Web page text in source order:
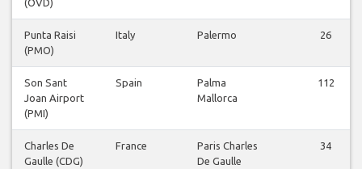
Punta Raisi
(PMO)
Italy Palermo 26
Son Sant
Joan Airport
(PMI)
Spain
Palma
Mallorca
112
Charles De
Gaulle (CDG)
France
Paris Charles
De Gaulle
34